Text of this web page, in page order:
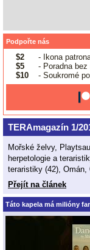
Podpořte nás
$2
- Ikona
$5
- Poradna bez
$10
- Soukromé
TERAmagazín 1/
Mořské želvy,
herpetologie a
teraristiky (42), Omán,
Přejít na článek
Táto kapela má milióny